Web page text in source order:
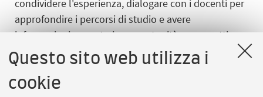
Questo sito web utilizza i
cookie
condividere l'esperienza, dialogare con i docenti per
approfondire i percorsi di studio e avere
informazioni su materie, opportunità e prospettive
future. Scopri cosa significa respirare l’aria
dell'università.
Programma